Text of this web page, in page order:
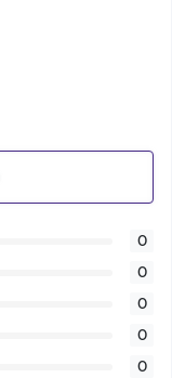
0
0
0
0
0